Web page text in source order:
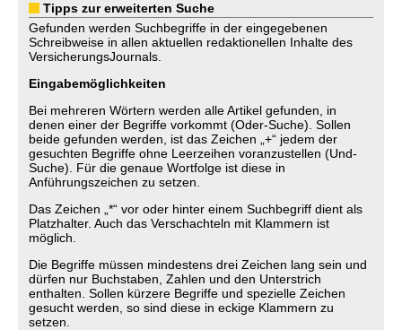
Tipps zur erweiterten Suche
Gefunden werden Suchbegriffe in der eingegebenen
Schreibweise in allen aktuellen redaktionellen Inhalte des
VersicherungsJournals.
Eingabemöglichkeiten
Bei mehreren Wörtern werden alle Artikel gefunden, in
denen einer der Begriffe vorkommt (Oder-Suche). Sollen
beide gefunden werden, ist das Zeichen „+“ jedem der
gesuchten Begriffe ohne Leerzeihen voranzustellen (Und-
Suche). Für die genaue Wortfolge ist diese in
Anführungszeichen zu setzen.
Das Zeichen „*“ vor oder hinter einem Suchbegriff dient als
Platzhalter. Auch das Verschachteln mit Klammern ist
möglich.
Die Begriffe müssen mindestens drei Zeichen lang sein und
dürfen nur Buchstaben, Zahlen und den Unterstrich
enthalten. Sollen kürzere Begriffe und spezielle Zeichen
gesucht werden, so sind diese in eckige Klammern zu
setzen.